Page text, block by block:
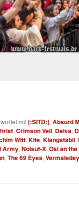
mit[:SITD:], Absurd
, Crimson Veil, Delva,
Witt, Kite, Klangstabil,
Army, Noisuf-X, Osi an
, The 69 Eyes,